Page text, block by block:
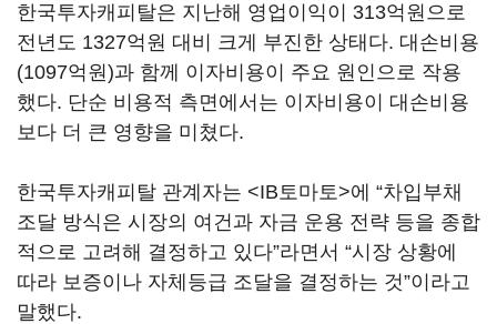
한국투자캐피탈은 지난해 영업이익이 313억원으로
전년도 1327억원 대비 크게 부진한 상태다. 대손비용
(1097억원)과 함께 이자비용이 주요 원인으로 작용
했다. 단순 비용적 측면에서는 이자비용이 대손비용
보다 더 큰 영향을 미쳤다.
한국투자캐피탈 관계자는 <IB토마토>에 “차입부채
조달 방식은 시장의 여건과 자금 운용 전략 등을 종합
적으로 고려해 결정하고 있다”라면서 “시장 상황에
따라 보증이나 자체등급 조달을 결정하는 것”이라고
말했다.